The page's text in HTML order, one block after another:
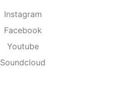
Instagram
Facebook
Youtube
Soundcloud